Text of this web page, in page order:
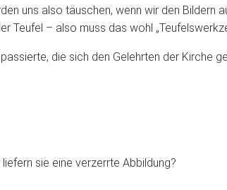
uns also täuschen, wenn wir den Bildern
Teufel – also muss das wohl
die sich den Gelehrten der Kirche
sie eine verzerrte Abbildung?